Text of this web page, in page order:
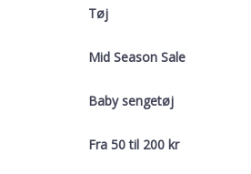
Tøj
Mid Season Sale
Baby sengetøj
Fra 50 til 200 kr